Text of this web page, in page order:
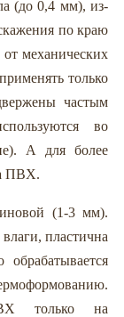
(до 0,4 мм), из-
по краю
механических
только
частым
во
А для более
ПВХ.
(1-3 мм).
пластична
только на